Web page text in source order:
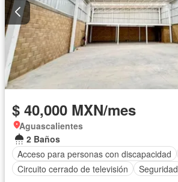
$ 40,000 MXN/mes
Aguascalientes
2 Baños
Acceso para personas con discapacidad
Circuito cerrado de televisión
Seguridad